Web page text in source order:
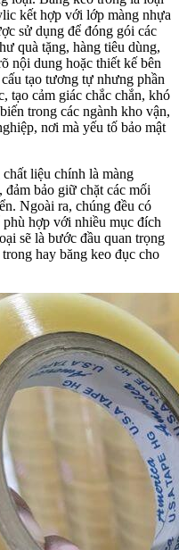
kết hợp với lớp màng nhựa
sử dụng để đóng gói các
quà tặng, hàng tiêu dùng,
nội dung hoặc thiết kế bên
tạo tương tự nhưng phần
tạo cảm giác chắc chắn, khó
trong các ngành kho vận,
nơi mà yếu tố bảo mật
liệu chính là màng
bảo giữ chặt các mối
Ngoài ra, chúng đều có
hợp với nhiều mục đích
sẽ là bước đầu quan trọng
hay băng keo đục cho